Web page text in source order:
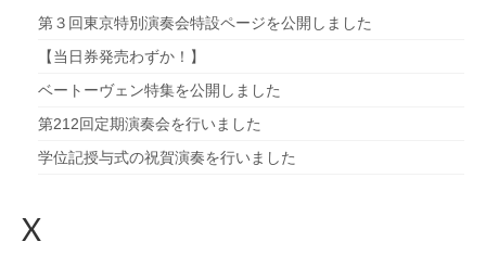
第３回東京特別演奏会特設ページを公開しました
【当日券発売わずか！】
ベートーヴェン特集を公開しました
第212回定期演奏会を行いました
学位記授与式の祝賀演奏を行いました
X